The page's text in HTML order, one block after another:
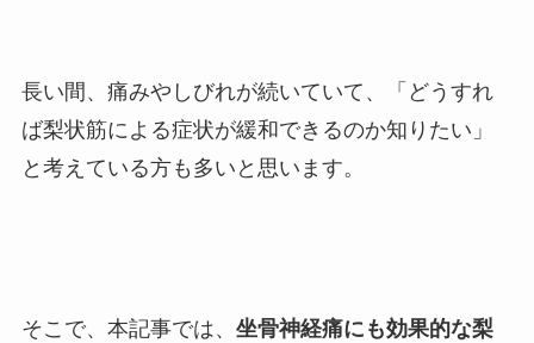
長い間、痛みやしびれが続いていて、
「どうすれ
ば梨状筋による症状が緩和できるのか知りたい」
と考えている方も多いと思います。
そこで、本記事では、 坐骨神経痛にも効果的な梨